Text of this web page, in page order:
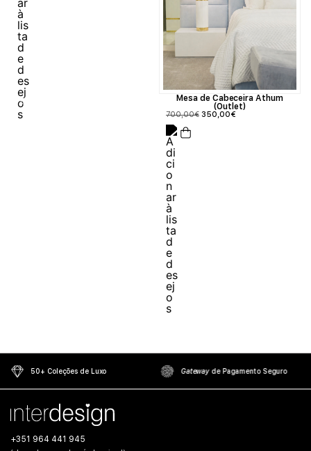
Mesa de Cabeceira Athum
(Outlet)
700,00€ 350,00€
50+ Coleções de Luxo Gatewayde Pagamento Seguro
+351 964 441 945